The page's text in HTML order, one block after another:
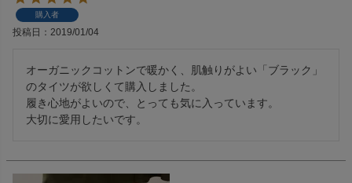
購入者
投稿日 2019/01/04
オーガニックコットンで暖かく、肌触りがよい「ブラック」
のタイツが欲しくて購入しました。
履き心地がよいので、とっても気に入っています。
大切に愛用したいです。